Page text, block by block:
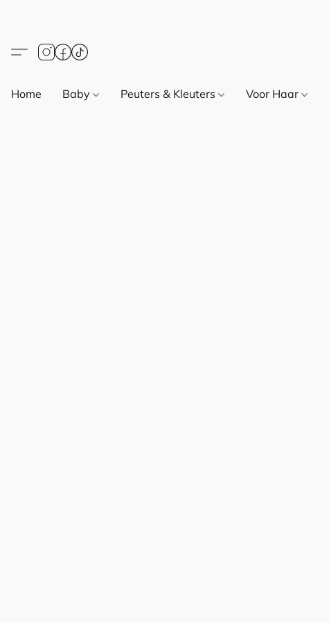
Home Baby Peuters & Kleuters Voor Haar